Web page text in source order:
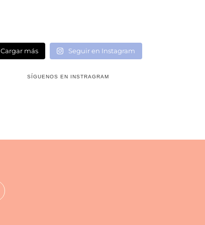
Cargar más Seguir en Instagram
SÍGUENOS EN INSTRAGRAM